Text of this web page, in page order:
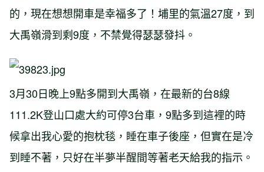
的，現在想想開車是幸福多了！埔里的氣溫27度，到
大禹嶺滑到剩9度，不禁覺得瑟瑟發抖。
3月30日晚上9點多開到大禹嶺，在最新的台8線
111.2K登山口處大約可停3台車，9點多到這裡的時
候拿出我心愛的抱枕毯，睡在車子後座，但實在是冷
到睡不著，只好在半夢半醒間等著老天給我的指示。